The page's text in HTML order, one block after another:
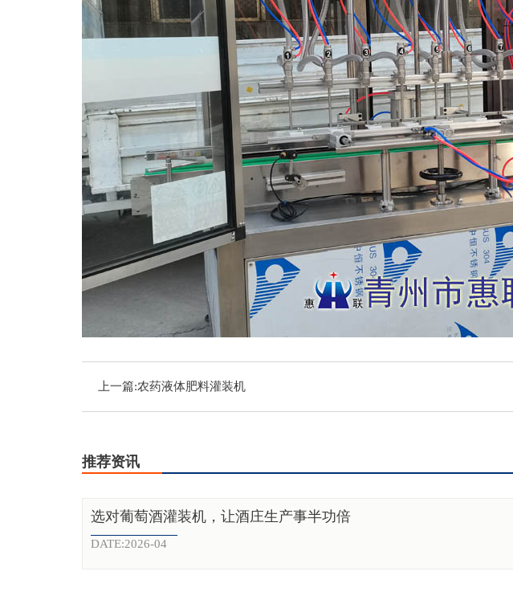
上一篇:农药液体肥料灌装机
推荐资讯
选对葡萄酒灌装机，让酒庄生产事半功倍
DATE:2026-04